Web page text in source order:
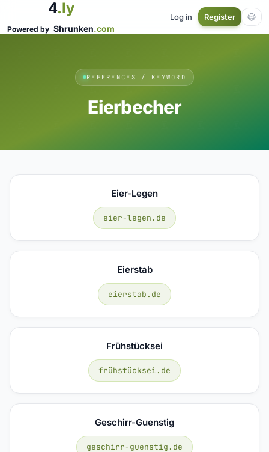
4.ly
Powered by Shrunken.com
Log in Register
REFERENCES / KEYWORD
Eierbecher
Eier-Legen
eier-legen.de
Eierstab
eierstab.de
Frühstücksei
frühstücksei.de
Geschirr-Guenstig
geschirr-guenstig.de